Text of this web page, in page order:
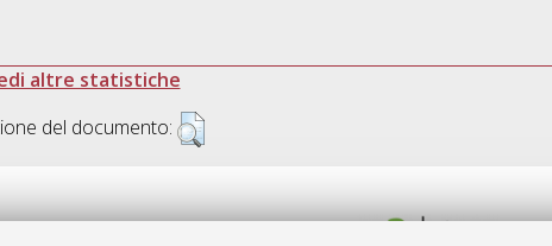
altre statistiche
del documento: